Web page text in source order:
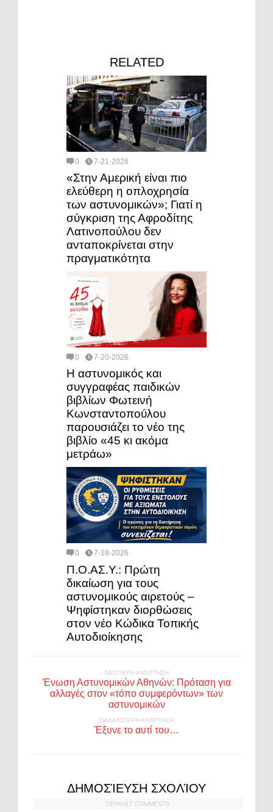
RELATED
0 7-21-2026
«Στην Αμερική είναι πιο
ελεύθερη η οπλοχρησία
των αστυνομικών»; Γιατί η
σύγκριση της Αφροδίτης
Λατινοπούλου δεν
ανταποκρίνεται στην
πραγματικότητα
0 7-20-2026
Η αστυνομικός και
συγγραφέας παιδικών
βιβλίων Φωτεινή
Κωνσταντοπούλου
παρουσιάζει το νέο της
βιβλίο «45 κι ακόμα
μετράω»
0 7-18-2026
Π.Ο.ΑΣ.Υ.: Πρώτη
δικαίωση για τους
αστυνομικούς αιρετούς –
Ψηφίστηκαν διορθώσεις
στον νέο Κώδικα Τοπικής
Αυτοδιοίκησης
ΝΕΌΤΕΡΗ ΑΝΆΡΤΗΣΗ
Ένωση Αστυνομικών Αθηνών: Πρόταση για
αλλαγές στον «τόπο συμφερόντων» των
αστυνομικών
ΠΑΛΑΙΌΤΕΡΗ ΑΝΆΡΤΗΣΗ
Έξυνε το αυτί του…
ΔΗΜΟΣΊΕΥΣΗ ΣΧΟΛΊΟΥ
DEFAULT COMMENTS